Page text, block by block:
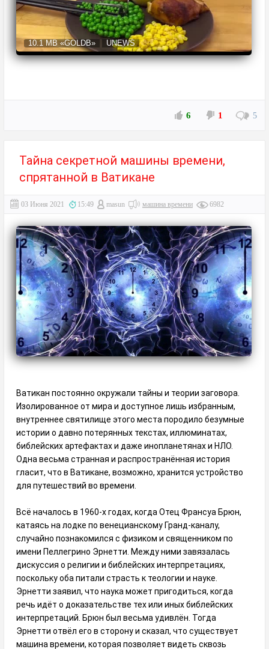
10.1 MB «GOLDB» UNEWS
6 1 5
Тайна секретной машины времени,
спрятанной в Ватикане
03 Июня 2021 15:49 masun машина времени 6982
Ватикан постоянно окружали тайны и теории заговора.
Изолированное от мира и доступное лишь избранным,
внутреннее святилище этого места породило безумные
истории о давно потерянных текстах, иллюминатах,
библейских артефактах и даже инопланетянах и НЛО.
Одна весьма странная и распространённая история
гласит, что в Ватикане, возможно, хранится устройство
для путешествий во времени.
Всё началось в 1960-х годах, когда Отец Франсуа Брюн,
катаясь на лодке по венецианскому Гранд-каналу,
случайно познакомился с физиком и священником по
имени Пеллегрино Эрнетти. Между ними завязалась
дискуссия о религии и библейских интерпретациях,
поскольку оба питали страсть к теологии и науке.
Эрнетти заявил, что наука может пригодиться, когда
речь идёт о доказательстве тех или иных библейских
интерпретаций. Брюн был весьма удивлён. Тогда
Эрнетти отвёл его в сторону и сказал, что существует
машина времени, которая позволяет видеть сквозь